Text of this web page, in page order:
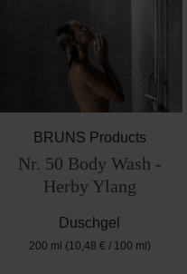
BRUNS Products
Nr. 50 Body Wash -
Herby Ylang
Duschgel
200 ml (10,48 € / 100 ml)